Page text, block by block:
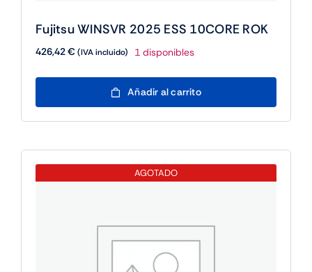
Fujitsu WINSVR 2025 ESS 10CORE ROK
426,42€(IVA incluido) 1 disponibles
Fujitsu
WINSVR
10CORE
ROK
Añadir al carrito
AGOTADO